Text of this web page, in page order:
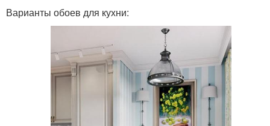
Варианты обоев для кухни: